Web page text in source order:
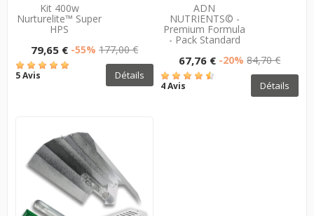
Kit 400w
Nurturelite™ Super
HPS
79,65 € -55% 177,00 €
5 Avis Détails
ADN
NUTRIENTS© -
Premium Formula
- Pack Standard
67,76 € -20% 84,70 €
4 Avis Détails